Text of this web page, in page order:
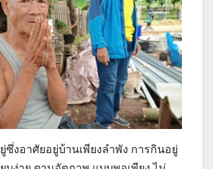
ซึ่งอาศัยอยู่บ้านเพียงลำพัง การกินอยู่